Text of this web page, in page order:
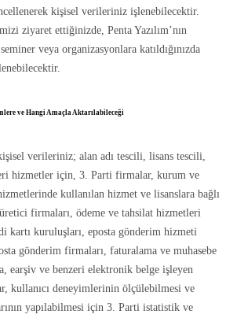
kişisel verileriniz işlenebilecektir.
ziyaret ettiğinizde, Penta Yazılım’nın
veya organizasyonlara katıldığınızda
ve Hangi Amaçla Aktarılabileceği
verileriniz; alan adı tescili, lisans tescili,
hizmetler için, 3. Parti firmalar, kurum ve
kullanılan hizmet ve lisanslara bağlı
firmaları, ödeme ve tahsilat hizmetleri
kartı kuruluşları, eposta gönderim hizmeti
gönderim firmaları, faturalama ve muhasebe
earşiv ve benzeri elektronik belge işleyen
kullanıcı deneyimlerinin ölçülebilmesi ve
yapılabilmesi için 3. Parti istatistik ve